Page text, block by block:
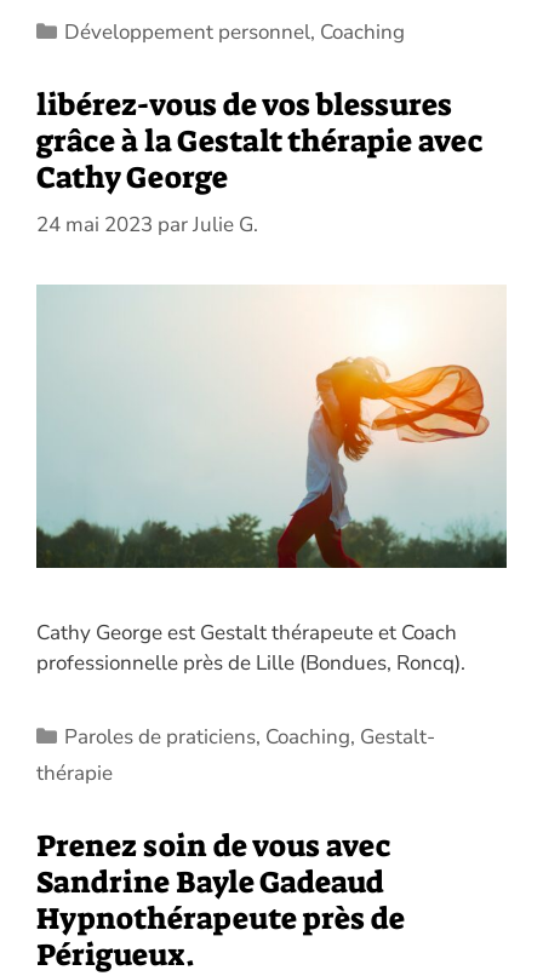
Catégories
Développement personnel, Coaching
libérez-vous de vos blessures
grâce à la Gestalt thérapie avec
Cathy George
24 mai 2023 parJulie G.
Cathy George est Gestalt thérapeute et Coach
professionnelle près de Lille (Bondues, Roncq).
Catégories
Paroles de praticiens, Coaching, Gestalt-
thérapie
Prenez soin de vous avec
Sandrine Bayle Gadeaud
Hypnothérapeute près de
Périgueux.